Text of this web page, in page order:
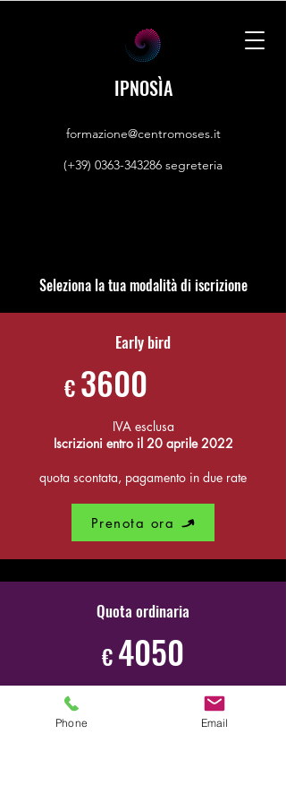
IPNOSÌA
formazione@centromoses.it
(+39) 0363-343286 segreteria
Seleziona la tua modalità di iscrizione
Early bird
€ 3600
IVA esclusa
Iscrizioni entro il 20 aprile 2022
quota scontata, pagamento in due rate
Prenota ora
Quota ordinaria
€ 4050
Iscrizioni fino al 11 giugno 2022
Phone Email